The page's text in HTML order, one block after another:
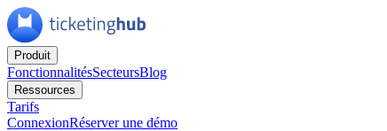
Produit
FonctionnalitésSecteursBlog
Ressources
Tarifs
ConnexionRéserver une démo